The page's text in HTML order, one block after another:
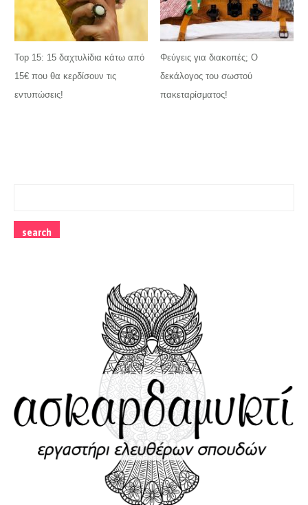
Top 15: 15 δαχτυλίδια κάτω από
15€ που θα κερδίσουν τις
εντυπώσεις!
Φεύγεις για διακοπές; Ο
δεκάλογος του σωστού
πακεταρίσματος!